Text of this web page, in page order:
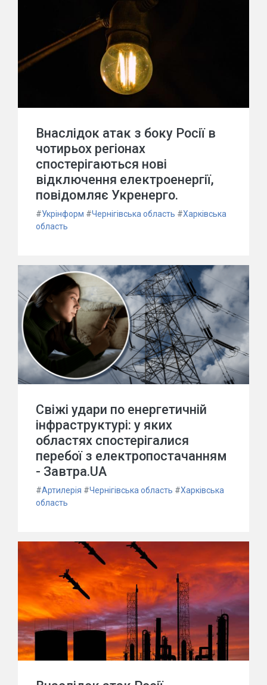
Внаслідок атак з боку Росії в
чотирьох регіонах
спостерігаються нові
відключення електроенергії,
повідомляє Укренерго.
#Укрінформ #Чернігівська область #Харківська
область
Свіжі удари по енергетичній
інфраструктурі: у яких
областях спостерігалися
перебої з електропостачанням
- Завтра.UA
#Артилерія #Чернігівська область #Харківська
область